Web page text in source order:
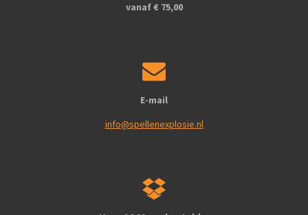
vanaf € 75,00
E-mail
info@spellenexplosie.nl